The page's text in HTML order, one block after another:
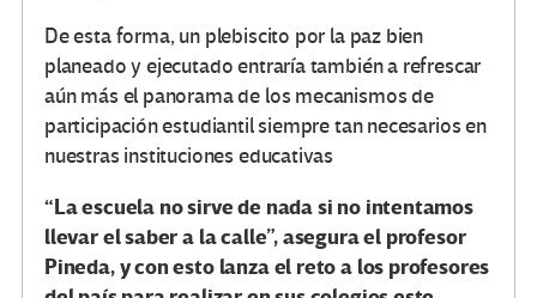
De esta forma, un plebiscito por la paz bien
planeado y ejecutado entraría también a refrescar
aún más el panorama de los mecanismos de
participación estudiantil siempre tan necesarios en
nuestras instituciones educativas
“La escuela no sirve de nada si no intentamos
llevar el saber a la calle”, asegura el profesor
Pineda, y con esto lanza el reto a los profesores